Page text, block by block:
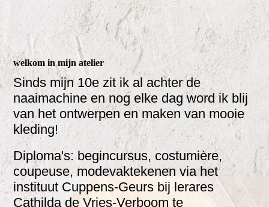
welkom in mijn atelier
Sinds mijn 10e zit ik al achter de
naaimachine en nog elke dag word ik blij
van het ontwerpen en maken van mooie
kleding!
Diploma's: begincursus, costumière,
coupeuse, modevaktekenen via het
instituut Cuppens-Geurs bij lerares
Cathilda de Vries-Verboom te